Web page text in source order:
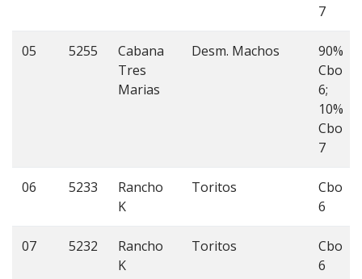
7
05 5255
Cabana
Tres
Marias
Desm. Machos
90%
Cbo
6;
10%
Cbo
7
06 5233
Rancho
K
Toritos
Cbo
6
07 5232
Rancho
K
Toritos
Cbo
6